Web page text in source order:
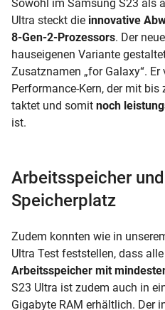
Sowohl im Samsung S23 als
Ultra steckt die innovative
8-Gen-2-Prozessors. Der
hauseigenen Variante
Zusatznamen „for Galaxy“. Er
Performance-Kern, der mit bis
taktet und somit noch
ist.
Arbeitsspeicher
Speicherplatz
Zudem konnten wie in
Ultra Test feststellen, dass
Arbeitsspeicher mit
S23 Ultra ist zudem auch in
Gigabyte RAM erhältlich. Der